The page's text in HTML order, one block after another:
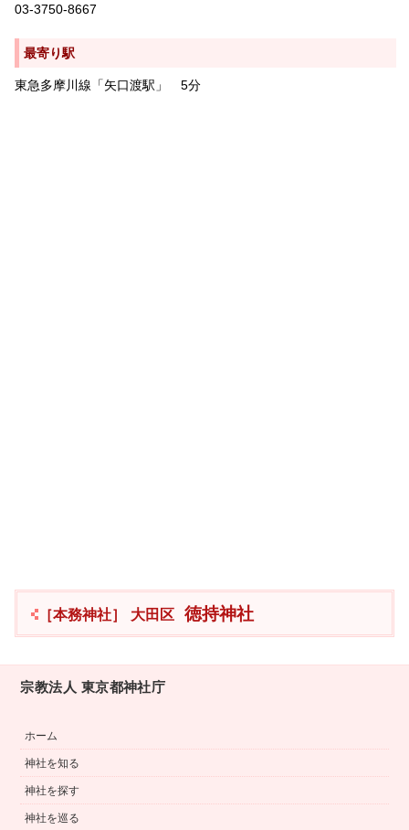
03-3750-8667
最寄り駅
東急多摩川線「矢口渡駅」 5分
［本務神社］ 大田区 徳持神社
宗教法人 東京都神社庁
ホーム
神社を知る
神社を探す
神社を巡る